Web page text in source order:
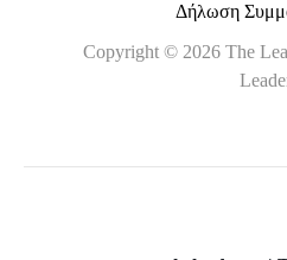
Δήλωση
Copyright © 2026 The